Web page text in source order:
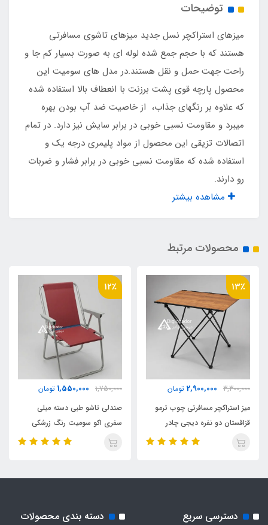
۱۳ سانت
۸۰ در ۵۵ سانت
جنس پارچه روی میز
سومیت پشت برزنت درجه یک
توضیحات
میزهای استراکچر نسل جدید میزهای تاشوی مسافرتی
هستند که با حجم جمع شده لوله ای به صورت بسیار کم جا و
راحت جهت حمل و نقل هستند.در مدل های سومیت این
محصول پارچه قوی پشت برزنت با انعطاف بالا استفاده شده
که علاوه بر رنگهای جذاب، از خاصیت ضد آب بودن بهره
میبرد و مقاومت نسبی خوبی در برابر سایش نیز دارد. در تمام
اتصالات تزیقی این محصول از مواد پلیمری درجه یک و
استفاده شده که مقاومت نسبی خوبی در برابر فشار و ضربات
رو دارند.
مشاهده بیشتر
محصولات مرتبط
13٪
3,300,000
2,900,000 تومان
میز استراکچر مسافرتی چوب ترمو
قزاقستان دو نفره دیجی چادر
12٪
1,750,000
1,550,000 تومان
صندلی تاشو طبی دسته مبلی
سفری اکو سومیت رنگ زرشکی
دسترسی سریع دسته بندی محصولات